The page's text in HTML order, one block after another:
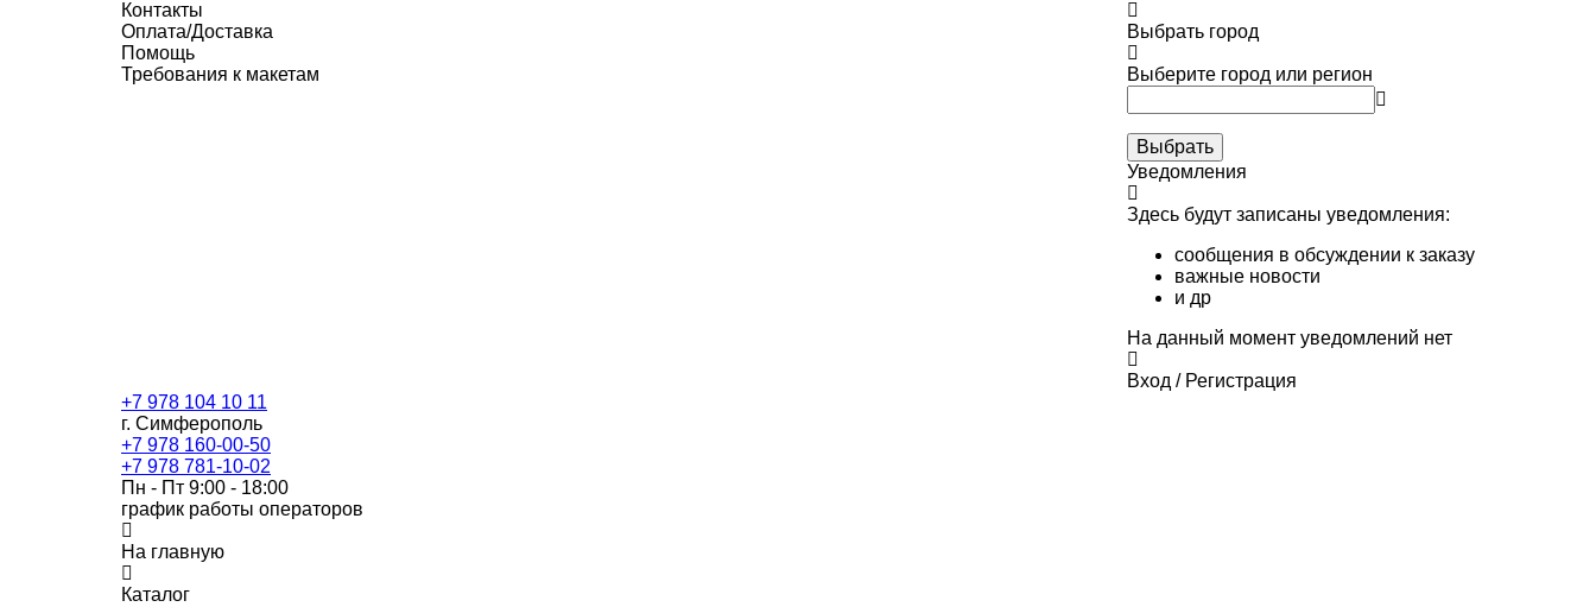
Контакты
Оплата/Доставка
Помощь
Требования к макетам
Выбрать город
Выберите город или регион
Выбрать
Уведомления
Здесь будут записаны уведомления:
сообщения в обсуждении к заказу
важные новости
и др
На данный момент уведомлений нет
Вход / Регистрация
+7 978 104 10 11
г. Симферополь
+7 978 160-00-50
+7 978 781-10-02
Пн - Пт 9:00 - 18:00
график работы операторов
На главную
Каталог